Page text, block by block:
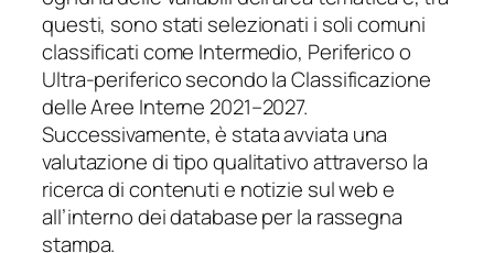
questi, sono stati selezionati i soli comuni
classificati come Intermedio, Periferico o
Ultra-periferico secondo la Classificazione
delle Aree Interne 2021–2027.
Successivamente, è stata avviata una
valutazione di tipo qualitativo attraverso la
ricerca di contenuti e notizie sul web e
all’interno dei database per la rassegna
stampa.